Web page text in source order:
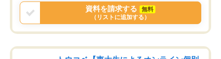
資料を請求する
無料
（リストに追加する）